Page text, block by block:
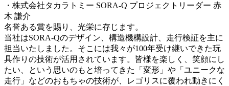
・ 株式会社タカラトミー SORA-Q プロジェクトリーダー 赤
木 謙介
名誉ある賞を賜り、光栄に存じます。
当社はSORA-Qのデザイン、構造機構設計、走行検証を主に
担当いたしました。そこには我々が100年受け継いできた玩
具作りの技術が活用されています。皆様を楽しく、笑顔にし
たい、という思いのもと培ってきた「変形」や「ユニークな
走行」などのおもちゃの技術が、レゴリスに覆われ動きにく